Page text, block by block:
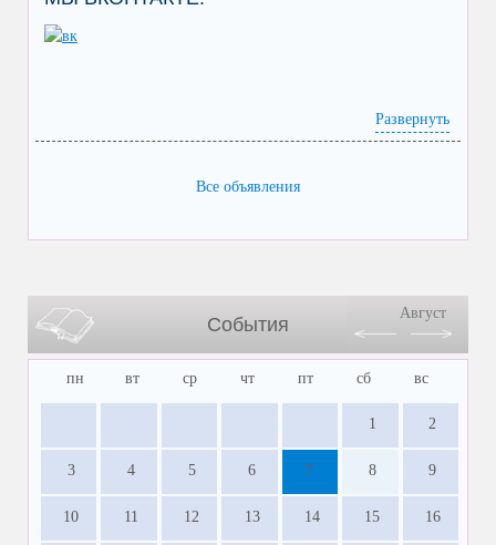
Развернуть
Все объявления
События
Август
пн вт ср чт пт сб вс
1 2
3 4 5 6 7 8 9
10 11 12 13 14 15 16